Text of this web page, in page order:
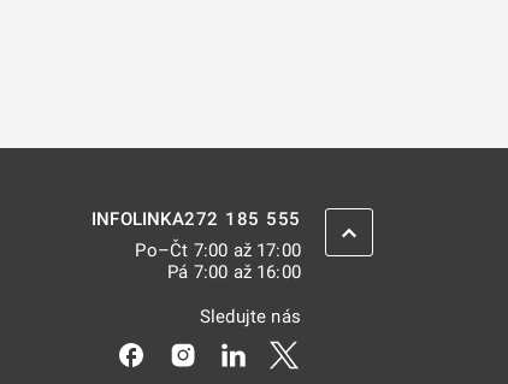
INFOLINKA272 185 555
Po–Čt 7:00 až 17:00
Pá 7:00 až 16:00
Sledujte nás
Odkaz se otevře na nové kartě
Odkaz se otevře na nové kartě
Odkaz se otevře na nové
ZPĚT NAHORU